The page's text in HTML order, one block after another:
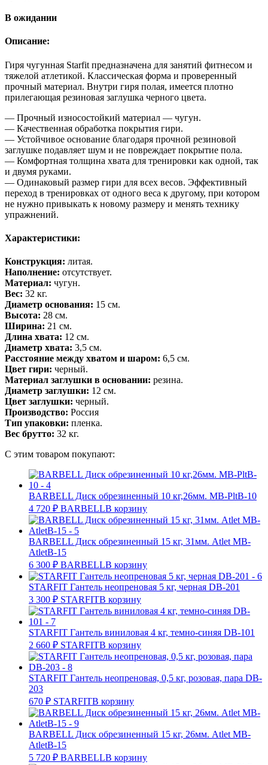
В ожидании
Описание:
Гиря чугунная Starfit предназначена для занятий фитнесом и
тяжелой атлетикой. Классическая форма и проверенный
прочный материал. Внутри гиря полая, имеется плотно
прилегающая резиновая заглушка черного цвета.
— Прочный износостойкий материал — чугун.
— Качественная обработка покрытия гири.
— Устойчивое основание благодаря прочной резиновой
заглушке подавляет шум и не повреждает покрытие пола.
— Комфортная толщина хвата для тренировки как одной, так
и двумя руками.
— Одинаковый размер гири для всех весов. Эффективный
переход в тренировках от одного веса к другому, при котором
не нужно привыкать к новому размеру и менять технику
упражнений.
Характеристики:
Конструкция: литая.
Наполнение: отсутствует.
Материал: чугун.
Вес: 32 кг.
Диаметр основания: 15 см.
Высота: 28 см.
Ширина: 21 см.
Длина хвата: 12 см.
Диаметр хвата: 3,5 см.
Расстояние между хватом и шаром: 6,5 см.
Цвет гири: черный.
Материал заглушки в основании: резина.
Диаметр заглушки: 12 см.
Цвет заглушки: черный.
Производство: Россия
Тип упаковки: пленка.
Вес брутто: 32 кг.
С этим товаром покупают:
BARBELL Диск обрезиненный 10 кг,26мм. MB-PltB-10
4 720 ₽ BARBELLВ корзину
BARBELL Диск обрезиненный 15 кг, 31мм. Atlet MB-
AtletB-15
6 300 ₽ BARBELLВ корзину
STARFIT Гантель неопреновая 5 кг, черная DB-201
3 300 ₽ STARFITВ корзину
STARFIT Гантель виниловая 4 кг, темно-синяя DB-101
2 660 ₽ STARFITВ корзину
STARFIT Гантель неопреновая, 0,5 кг, розовая, пара DB-
203
670 ₽ STARFITВ корзину
BARBELL Диск обрезиненный 15 кг, 26мм. Atlet MB-
AtletB-15
5 720 ₽ BARBELLВ корзину